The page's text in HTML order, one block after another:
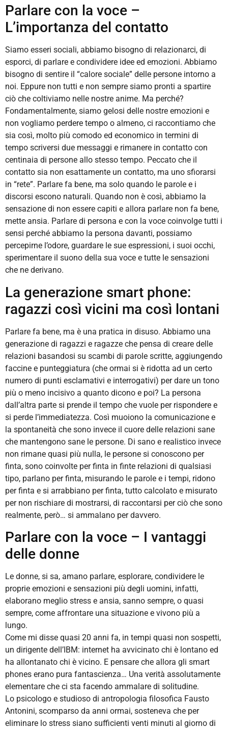
Parlare con la voce –
L’importanza del contatto
Siamo esseri sociali, abbiamo bisogno di relazionarci, di
esporci, di parlare e condividere idee ed emozioni. Abbiamo
bisogno di sentire il “calore sociale” delle persone intorno a
noi. Eppure non tutti e non sempre siamo pronti a spartire
ciò che coltiviamo nelle nostre anime. Ma perché?
Fondamentalmente, siamo gelosi delle nostre emozioni e
non vogliamo perdere tempo o almeno, ci raccontiamo che
sia così, molto più comodo ed economico in termini di
tempo scriversi due messaggi e rimanere in contatto con
centinaia di persone allo stesso tempo. Peccato che il
contatto sia non esattamente un contatto, ma uno sfiorarsi
in “rete”. Parlare fa bene, ma solo quando le parole e i
discorsi escono naturali. Quando non è così, abbiamo la
sensazione di non essere capiti e allora parlare non fa bene,
mette ansia. Parlare di persona e con la voce coinvolge tutti i
sensi perché abbiamo la persona davanti, possiamo
percepirne l’odore, guardare le sue espressioni, i suoi occhi,
sperimentare il suono della sua voce e tutte le sensazioni
che ne derivano.
La generazione smart phone:
ragazzi così vicini ma così lontani
Parlare fa bene, ma è una pratica in disuso. Abbiamo una
generazione di ragazzi e ragazze che pensa di creare delle
relazioni basandosi su scambi di parole scritte, aggiungendo
faccine e punteggiatura (che ormai si è ridotta ad un certo
numero di punti esclamativi e interrogativi) per dare un tono
più o meno incisivo a quanto dicono e poi? La persona
dall’altra parte si prende il tempo che vuole per rispondere e
si perde l’immediatezza. Così muoiono la comunicazione e
la spontaneità che sono invece il cuore delle relazioni sane
che mantengono sane le persone. Di sano e realistico invece
non rimane quasi più nulla, le persone si conoscono per
finta, sono coinvolte per finta in finte relazioni di qualsiasi
tipo, parlano per finta, misurando le parole e i tempi, ridono
per finta e si arrabbiano per finta, tutto calcolato e misurato
per non rischiare di mostrarsi, di raccontarsi per ciò che sono
realmente, però… si ammalano per davvero.
Parlare con la voce – I vantaggi
delle donne
Le donne, si sa, amano parlare, esplorare, condividere le
proprie emozioni e sensazioni più degli uomini, infatti,
elaborano meglio stress e ansia, sanno sempre, o quasi
sempre, come affrontare una situazione e vivono più a
lungo.
Come mi disse quasi 20 anni fa, in tempi quasi non sospetti,
un dirigente dell’IBM: internet ha avvicinato chi è lontano ed
ha allontanato chi è vicino. E pensare che allora gli smart
phones erano pura fantascienza… Una verità assolutamente
elementare che ci sta facendo ammalare di solitudine.
Lo psicologo e studioso di antropologia filosofica Fausto
Antonini, scomparso da anni ormai, sosteneva che per
eliminare lo stress siano sufficienti venti minuti al giorno di